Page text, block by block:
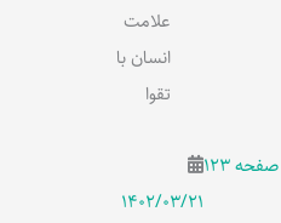
علامت
انسان با
تقوا
۱۴۰۲/۰۳/۲۱